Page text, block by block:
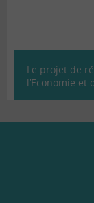
Le projet de
l’Economie et